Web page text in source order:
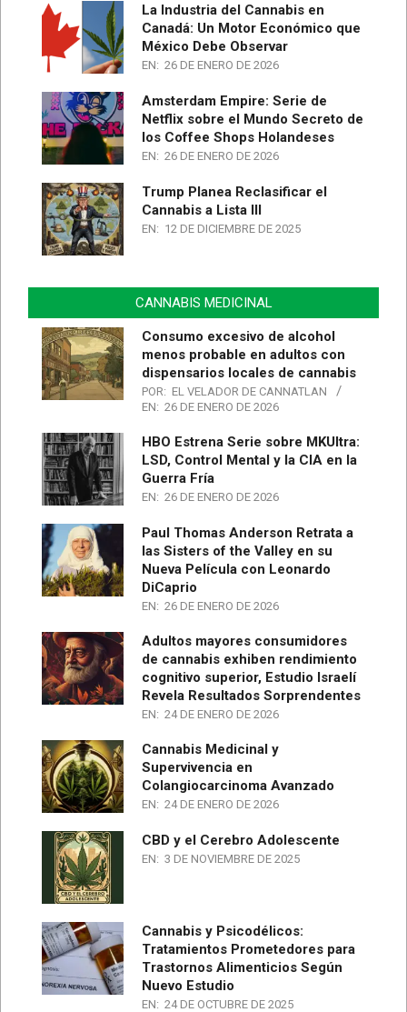
La Industria del Cannabis en
Canadá: Un Motor Económico que
México Debe Observar
EN: 26 DE ENERO DE 2026
Amsterdam Empire: Serie de
Netflix sobre el Mundo Secreto de
los Coffee Shops Holandeses
EN: 26 DE ENERO DE 2026
Trump Planea Reclasificar el
Cannabis a Lista III
EN: 12 DE DICIEMBRE DE 2025
CANNABIS MEDICINAL
Consumo excesivo de alcohol
menos probable en adultos con
dispensarios locales de cannabis
POR: EL VELADOR DE CANNATLAN
EN: 26 DE ENERO DE 2026
HBO Estrena Serie sobre MKUltra:
LSD, Control Mental y la CIA en la
Guerra Fría
EN: 26 DE ENERO DE 2026
Paul Thomas Anderson Retrata a
las Sisters of the Valley en su
Nueva Película con Leonardo
DiCaprio
EN: 26 DE ENERO DE 2026
Adultos mayores consumidores
de cannabis exhiben rendimiento
cognitivo superior, Estudio Israelí
Revela Resultados Sorprendentes
EN: 24 DE ENERO DE 2026
Cannabis Medicinal y
Supervivencia en
Colangiocarcinoma Avanzado
EN: 24 DE ENERO DE 2026
CBD y el Cerebro Adolescente
EN: 3 DE NOVIEMBRE DE 2025
Cannabis y Psicodélicos:
Tratamientos Prometedores para
Trastornos Alimenticios Según
Nuevo Estudio
EN: 24 DE OCTUBRE DE 2025